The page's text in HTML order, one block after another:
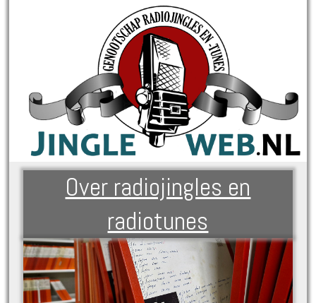
Over radiojingles en
radiotunes